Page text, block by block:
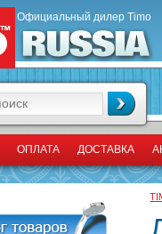
Официальный дилер Timo
ОПЛАТА ДОСТАВКА